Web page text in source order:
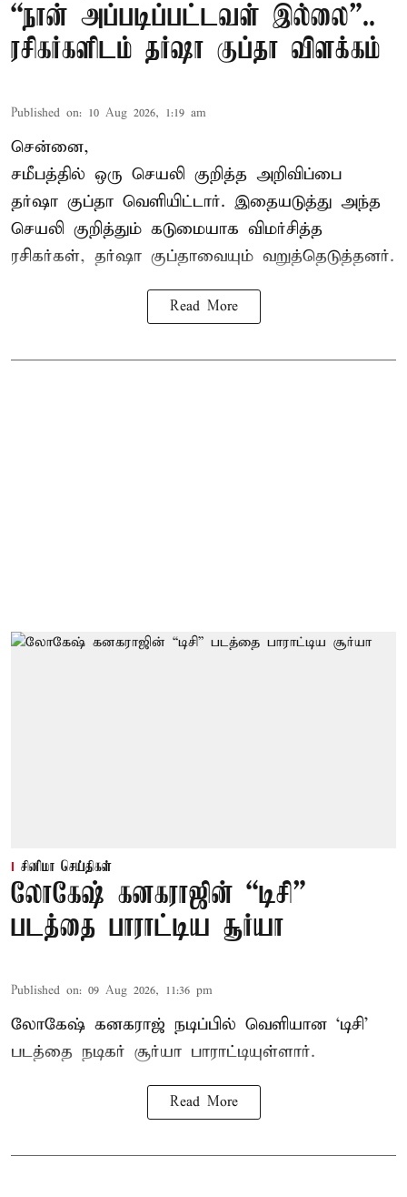
“நான் அப்படிப்பட்டவள் இல்லை”..
ரசிகர்களிடம் தர்ஷா குப்தா விளக்கம்
Published on: 10 Aug 2026, 1:19 am
சென்னை,
சமீபத்தில் ஒரு செயலி குறித்த அறிவிப்பை
தர்ஷா குப்தா வெளியிட்டார். இதையடுத்து அந்த
செயலி குறித்தும் கடுமையாக விமர்சித்த
ரசிகர்கள், தர்ஷா குப்தாவையும் வறுத்தெடுத்தனர்.
Read More
சினிமா செய்திகள்
லோகேஷ் கனகராஜின் “டிசி”
படத்தை பாராட்டிய சூர்யா
Published on: 09 Aug 2026, 11:36 pm
லோகேஷ் கனகராஜ் நடிப்பில் வெளியான ‘டிசி’
படத்தை நடிகர் சூர்யா பாராட்டியுள்ளார்.
Read More